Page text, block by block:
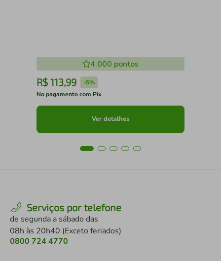
4.000 pontos
R$ 113,99 -5%
No pagamento com Pix
Ver detalhes
Serviços por telefone
de segunda a sábado das
08h às 20h40 (Exceto feriados)
0800 724 4770